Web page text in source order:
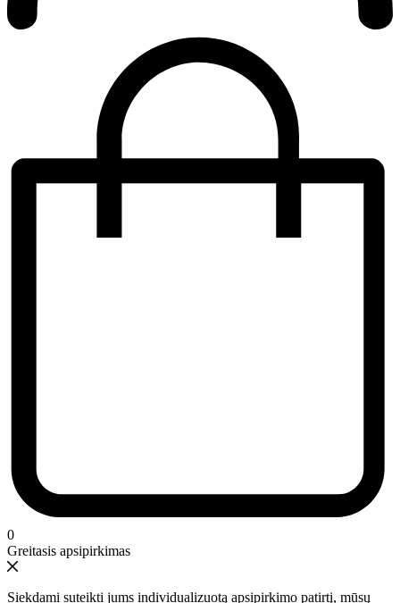
0
Greitasis apsipirkimas
Siekdami suteikti jums individualizuotą apsipirkimo patirtį, mūsų